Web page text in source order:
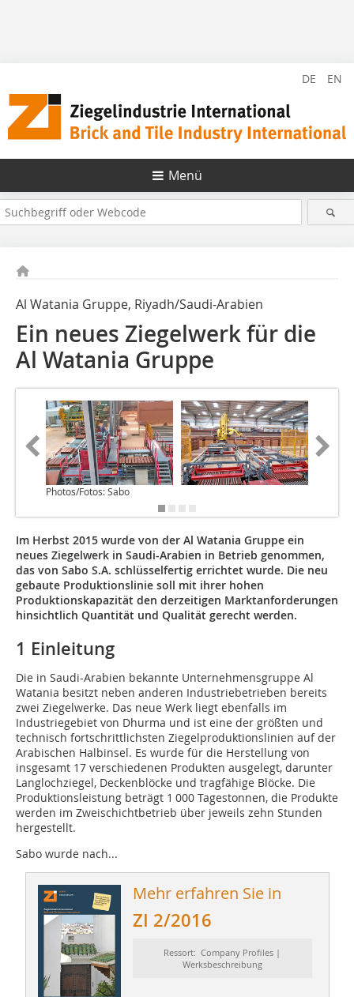
DE EN
Menü
Al Watania Gruppe, Riyadh/Saudi-Arabien
Ein neues Ziegelwerk für die
Al Watania Gruppe
Photos/Fotos: Sabo
Im Herbst 2015 wurde von der Al Watania Gruppe ein
neues Ziegelwerk in Saudi-Arabien in Betrieb genommen,
das von Sabo S.A. schlüsselfertig errichtet wurde. Die neu
gebaute Produktionslinie soll mit ihrer hohen
Produktionskapazität den derzeitigen Marktanforderungen
hinsichtlich Quantität und Qualität gerecht werden.
1 Einleitung
Die in Saudi-Arabien bekannte Unternehmensgruppe Al
Watania besitzt neben anderen Industriebetrieben bereits
zwei Ziegelwerke. Das neue Werk liegt ebenfalls im
Industriegebiet von Dhurma und ist eine der größten und
technisch fortschrittlichsten Ziegelproduktionslinien auf der
Arabischen Halbinsel. Es wurde für die Herstellung von
insgesamt 17 verschiedenen Produkten ausgelegt, darunter
Langlochziegel, Deckenblöcke und tragfähige Blöcke. Die
Produktionsleistung beträgt 1 000 Tagestonnen, die Produkte
werden im Zweischichtbetrieb über jeweils zehn Stunden
hergestellt.
Sabo wurde nach...
Mehr erfahren Sie in
ZI 2/2016
Ressort: Company Profiles |
Werksbeschreibung